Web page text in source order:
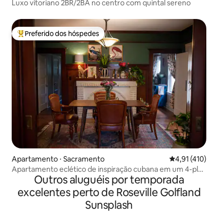
Luxo vitoriano 2BR/2BA no centro com quintal sereno
Entre os melhores preferidos dos hóspedes
Preferido dos hóspedes
Apartamento ⋅ Sacramento 4,91 de uma
4,91 (410)
Apartamento eclético de inspiração cubana em um 4-plex
dos anos 1920
Outros aluguéis por temporada
excelentes perto de Roseville Golfland
Sunsplash